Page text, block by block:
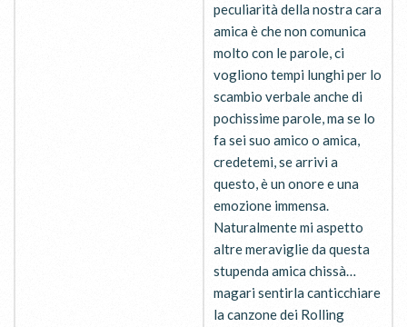
peculiarità della nostra cara
amica è che non comunica
molto con le parole, ci
vogliono tempi lunghi per lo
scambio verbale anche di
pochissime parole, ma se lo
fa sei suo amico o amica,
credetemi, se arrivi a
questo, è un onore e una
emozione immensa.
Naturalmente mi aspetto
altre meraviglie da questa
stupenda amica chissà…
magari sentirla canticchiare
la canzone dei Rolling